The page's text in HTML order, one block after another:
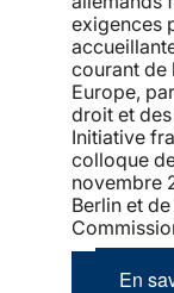
exigences
courant de
Europe,
droit et
Initiative
colloque
novembre
Berlin et
En